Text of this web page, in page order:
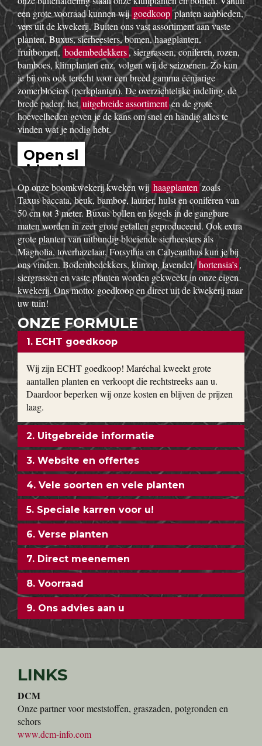
een grote voorraad kunnen wijgoedkoopplanten aanbieden,
vers uit de kwekerij. Buiten ons vast assortiment aan vaste
planten, Buxus, sierheesters, bomen, haagplanten,
fruitbomen, bodembedekkers, siergrassen, coniferen, rozen,
bamboes, klimplanten enz. volgen wij de seizoenen. Zo kun
je bij ons ook terecht voor een breed gamma éénjarige
zomerbloeiers (perkplanten). De overzichtelijke indeling, de
brede paden, hetuitgebreide assortimenten de grote
hoeveelheden geven je de kans om snel en handig alles te
vinden wat je nodig hebt.
Open sl
idesho
w
Op onze boomkwekerij kweken wij haagplantenzoals
Taxus baccata, beuk, bamboe, laurier, hulst en coniferen van
50 cm tot 3 meter. Buxus bollen en kegels in de gangbare
maten worden in zeer grote getallen geproduceerd. Ook extra
grote planten van uitbundig bloeiende sierheesters als
Magnolia, toverhazelaar, Forsythia en Calycanthus kun je bij
ons vinden. Bodembedekkers, klimop, lavendel,hortensia’s,
siergrassen en vaste planten worden gekweekt in onze eigen
kwekerij. Ons motto: goedkoop en direct uit de kwekerij naar
uw tuin!
ONZE FORMULE
1. ECHT goedkoop
Wij zijn ECHT goedkoop! Maréchal kweekt grote
aantallen planten en verkoopt die rechtstreeks aan u.
Daardoor beperken wij onze kosten en blijven de prijzen
laag.
2. Uitgebreide informatie
3. Website en offertes
4. Vele soorten en vele planten
5. Speciale karren voor u!
6. Verse planten
7. Direct meenemen
8. Voorraad
9. Ons advies aan u
LINKS
DCM
Onze partner voor meststoffen, graszaden, potgronden en
schors
www.dcm-info.com